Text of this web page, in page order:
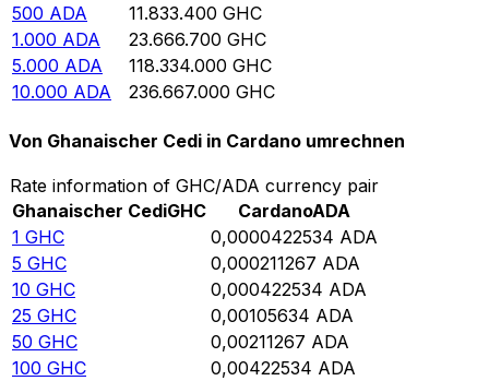
500 ADA 11.833.400 GHC
1.000 ADA 23.666.700 GHC
5.000 ADA 118.334.000 GHC
10.000 ADA 236.667.000 GHC
Von Ghanaischer Cedi in Cardano umrechnen
Rate information of GHC/ADA currency pair
Ghanaischer CediGHC CardanoADA
1 GHC 0,0000422534 ADA
5 GHC 0,000211267 ADA
10 GHC 0,000422534 ADA
25 GHC 0,00105634 ADA
50 GHC 0,00211267 ADA
100 GHC 0,00422534 ADA